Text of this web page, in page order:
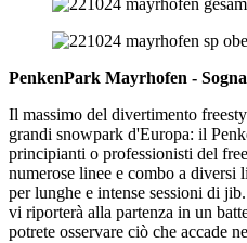
PenkenPark Mayrhofen -
Il massimo del divertimento
grandi snowpark d'Europa: il
principianti o professionisti del
numerose linee e combo a
per lunghe e intense sessioni di
vi riporterà alla partenza in un
potrete osservare ciò che accade